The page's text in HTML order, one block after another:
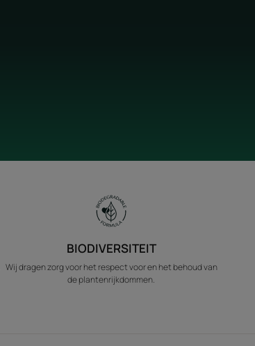
BIODIVERSITEIT
Wij dragen zorg voor het respect voor en het behoud van
de plantenrijkdommen.